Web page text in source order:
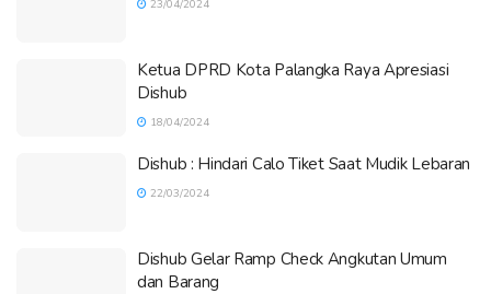
23/04/2024
Ketua DPRD Kota Palangka Raya Apresiasi
Dishub
18/04/2024
Dishub : Hindari Calo Tiket Saat Mudik Lebaran
22/03/2024
Dishub Gelar Ramp Check Angkutan Umum
dan Barang